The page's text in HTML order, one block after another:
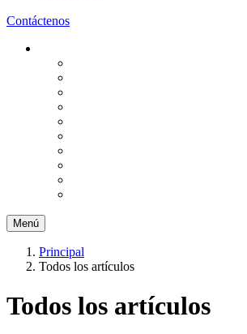
Contáctenos
Menú
Principal
Todos los artículos
Todos los artículos